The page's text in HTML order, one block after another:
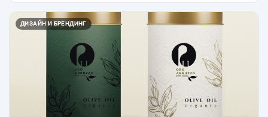
ДИЗАЙН И БРЕНДИНГ